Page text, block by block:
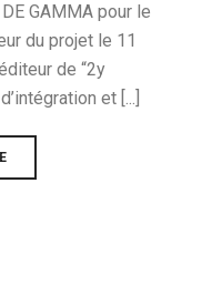
GAMMA pour le
du projet le 11
de “2y
et [...]